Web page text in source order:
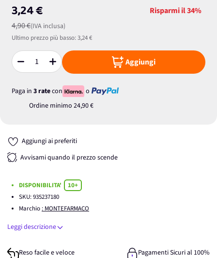
3,24 €
4,90 €(IVA inclusa)
Risparmi il34%
Ultimo prezzo più basso:3,24 €
Quantità Aggiungi
Paga in 3 ratecon
o
Ordine minimo 24,90 €
Aggiungi ai preferiti
Avvisami quando il prezzo scende
DISPONIBILITA'
10+
SKU:935237180
Marchio : MONTEFARMACO
Leggi descrizione
Reso facile e veloce
Pagamenti Sicuri al 100%